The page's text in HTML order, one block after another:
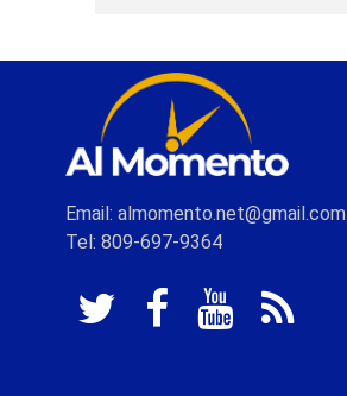
Email: almomento.net@gmail.com
Tel: 809-697-9364